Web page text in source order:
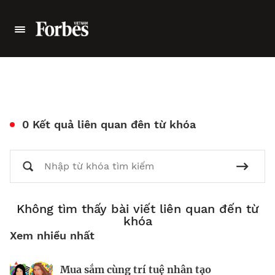
0 Kết quả liên quan đên từ khóa
Không tìm thấy bài viết liên quan đến từ
khóa
Xem nhiều nhất
Mua sắm cùng trí tuệ nhân tạo
Nhà sáng lập 25 tuổi và tham vọng lật
Kiểm soát bất ổn và bảo vệ sức khỏe